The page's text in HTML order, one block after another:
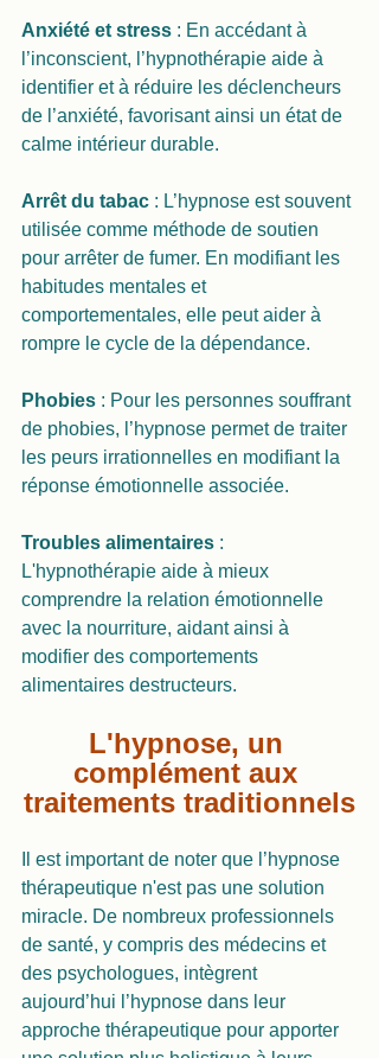
Anxiété et stress : En accédant à
l’inconscient, l’hypnothérapie aide à
identifier et à réduire les déclencheurs
de l’anxiété, favorisant ainsi un état de
calme intérieur durable.
Arrêt du tabac : L’hypnose est souvent
utilisée comme méthode de soutien
pour arrêter de fumer. En modifiant les
habitudes mentales et
comportementales, elle peut aider à
rompre le cycle de la dépendance.
Phobies : Pour les personnes souffrant
de phobies, l’hypnose permet de traiter
les peurs irrationnelles en modifiant la
réponse émotionnelle associée.
Troubles alimentaires :
L'hypnothérapie aide à mieux
comprendre la relation émotionnelle
avec la nourriture, aidant ainsi à
modifier des comportements
alimentaires destructeurs.
L'hypnose, un
complément aux
traitements traditionnels
Il est important de noter que l’hypnose
thérapeutique n'est pas une solution
miracle. De nombreux professionnels
de santé, y compris des médecins et
des psychologues, intègrent
aujourd’hui l’hypnose dans leur
approche thérapeutique pour apporter